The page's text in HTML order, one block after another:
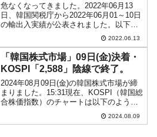
危なくなってきました。2022年06月13
日、韓国関税庁から2022年06月01～10日
の輸出入実績が公表されました。以下を
ご覧ください。2022年06月01～10日輸
出：159億6,900万ドル（-12.7％）輸入：
210億6,400万ド...
2022.06.13
「韓国株式市場」09日(金)決着・
KOSPI「2,588」陰線で終了。
2024年08月09日(金)の韓国株式市場が締
まりました。15:31現在、KOSPI（韓国総
合株価指数）のチャートは以下のように
『Investing.com』より引用）。ギャップ
2024.08.09